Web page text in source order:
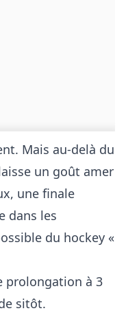
Mais au-delà du
un goût amer
une finale
dans les
du hockey «
prolongation à 3
sitôt.